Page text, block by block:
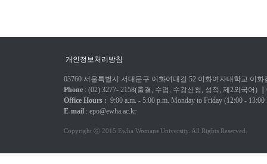
개인정보처리방침
03760 서울특별시 서대문구 이화여대길 52 이화여자대학교 이
Phone : (02) 3277- 2158(출결, 수업, 수강신청, 성적, 제2외국어)
Office Hours : 9:00 a.m. - 5:00 p.m. Monday to Friday (12:00 - 13:00
E-mail : epo@ewha.ac.kr
Copyright ⓒ 2015 Ewha Womans University. All Rights Reserved.